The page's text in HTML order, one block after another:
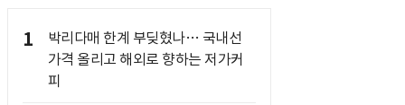
1
박리다매 한계 부딪혔나… 국내선
가격 올리고 해외로 향하는 저가커
피